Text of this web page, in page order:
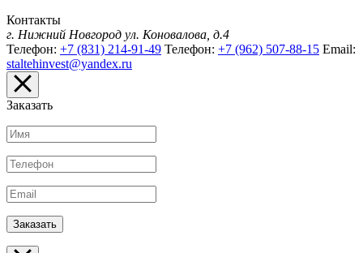
Контакты
г. Нижний Новгород ул. Коновалова, д.4
Телефон: +7 (831) 214-91-49 Телефон: +7 (962) 507-88-15 Email:
staltehinvest@yandex.ru
Заказать